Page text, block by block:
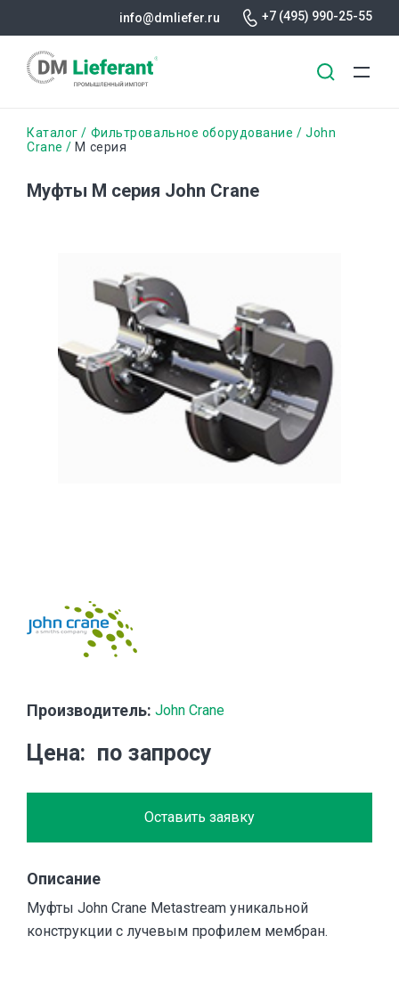
содержанию
info@dmliefer.ru +7 (495) 990-25-55
Строка
Каталог Фильтровальное оборудование
John
Crane
M серия
Муфты M серия John Crane
Производитель: John Crane
Цена по запросу
Оставить заявку
Описание
Муфты John Crane Metastream уникальной
конструкции с лучевым профилем мембран.